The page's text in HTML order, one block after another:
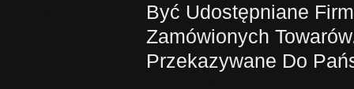
Być Udostępniane
Zamówionych
Przekazywane Do